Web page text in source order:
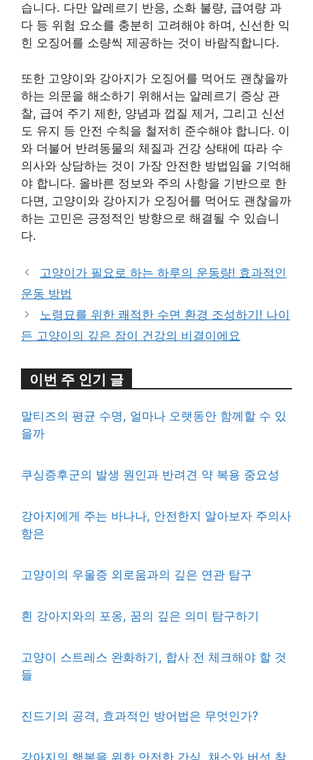
습니다. 다만 알레르기 반응, 소화 불량, 급여량 과
다 등 위험 요소를 충분히 고려해야 하며, 신선한 익
힌 오징어를 소량씩 제공하는 것이 바람직합니다.
또한 고양이와 강아지가 오징어를 먹어도 괜찮을까
하는 의문을 해소하기 위해서는 알레르기 증상 관
찰, 급여 주기 제한, 양념과 껍질 제거, 그리고 신선
도 유지 등 안전 수칙을 철저히 준수해야 합니다. 이
와 더불어 반려동물의 체질과 건강 상태에 따라 수
의사와 상담하는 것이 가장 안전한 방법임을 기억해
야 합니다. 올바른 정보와 주의 사항을 기반으로 한
다면, 고양이와 강아지가 오징어를 먹어도 괜찮을까
하는 고민은 긍정적인 방향으로 해결될 수 있습니
다.
고양이가 필요로 하는 하루의 운동량! 효과적인
운동 방법
노령묘를 위한 쾌적한 수면 환경 조성하기! 나이
든 고양이의 깊은 잠이 건강의 비결이에요
이번 주 인기 글
말티즈의 평균 수명, 얼마나 오랫동안 함께할 수 있
을까
쿠싱증후군의 발생 원인과 반려견 약 복용 중요성
강아지에게 주는 바나나, 안전한지 알아보자 주의사
항은
고양이의 우울증 외로움과의 깊은 연관 탐구
흰 강아지와의 포옹, 꿈의 깊은 의미 탐구하기
고양이 스트레스 완화하기, 합사 전 체크해야 할 것
들
진드기의 공격, 효과적인 방어법은 무엇인가?
강아지의 행복을 위한 안전한 간식, 채소와 버섯 찾